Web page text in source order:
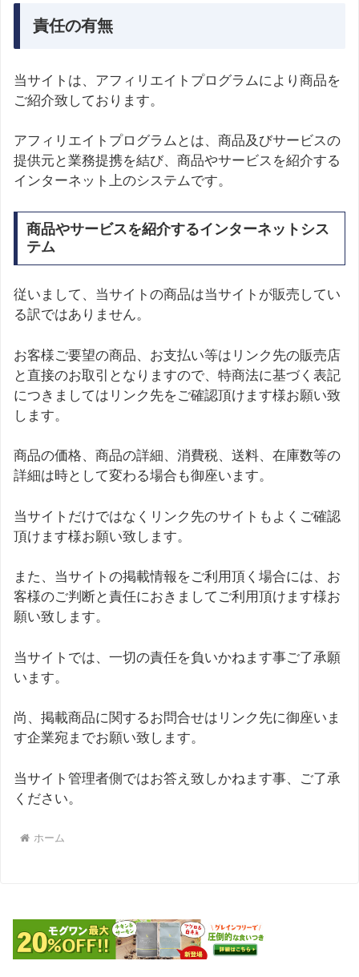
責任の有無
当サイトは、アフィリエイトプログラムにより商品を
ご紹介致しております。
アフィリエイトプログラムとは、商品及びサービスの
提供元と業務提携を結び、商品やサービスを紹介する
インターネット上のシステムです。
商品やサービスを紹介するインターネットシス
テム
従いまして、当サイトの商品は当サイトが販売してい
る訳ではありません。
お客様ご要望の商品、お支払い等はリンク先の販売店
と直接のお取引となりますので、特商法に基づく表記
につきましてはリンク先をご確認頂けます様お願い致
します。
商品の価格、商品の詳細、消費税、送料、在庫数等の
詳細は時として変わる場合も御座います。
当サイトだけではなくリンク先のサイトもよくご確認
頂けます様お願い致します。
また、当サイトの掲載情報をご利用頂く場合には、お
客様のご判断と責任におきましてご利用頂けます様お
願い致します。
当サイトでは、一切の責任を負いかねます事ご了承願
います。
尚、掲載商品に関するお問合せはリンク先に御座いま
す企業宛までお願い致します。
当サイト管理者側ではお答え致しかねます事、ご了承
ください。
ホーム